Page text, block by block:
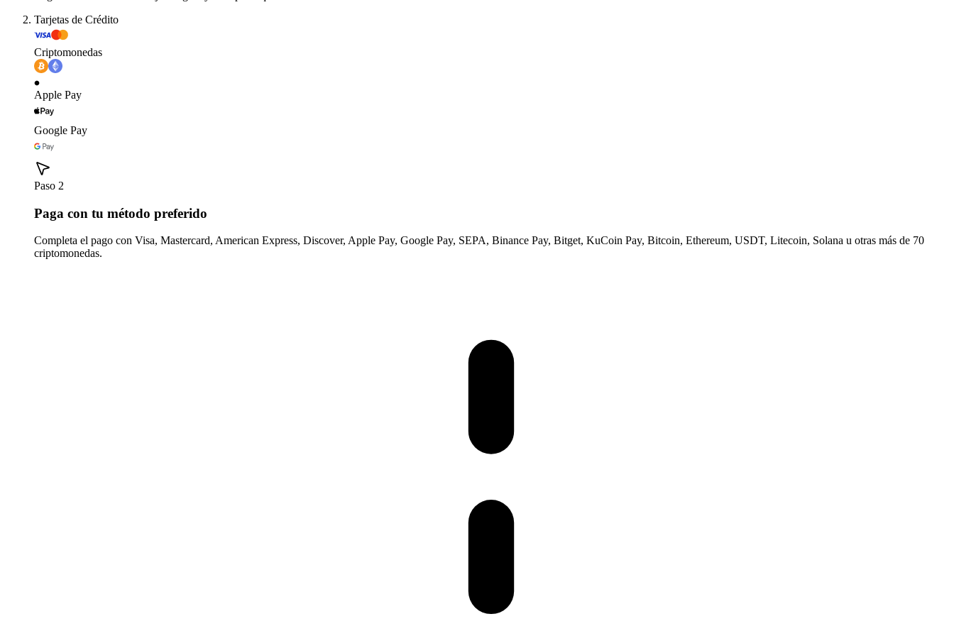
Tarjetas de Crédito
Criptomonedas
Apple Pay
Google Pay
Paso 2
Paga con tu método preferido
Completa el pago con Visa, Mastercard, American Express, Discover, Apple Pay, Google Pay, SEPA, Binance Pay, Bitget, KuCoin Pay, Bitcoin, Ethereum, USDT, Litecoin, Solana u otras más de 70
criptomonedas.